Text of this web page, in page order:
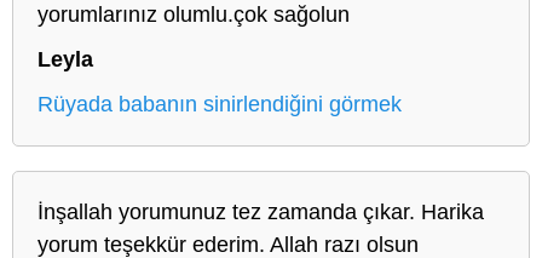
yorumlarınız olumlu.çok sağolun
Leyla
Rüyada babanın sinirlendiğini görmek
İnşallah yorumunuz tez zamanda çıkar. Harika
yorum teşekkür ederim. Allah razı olsun